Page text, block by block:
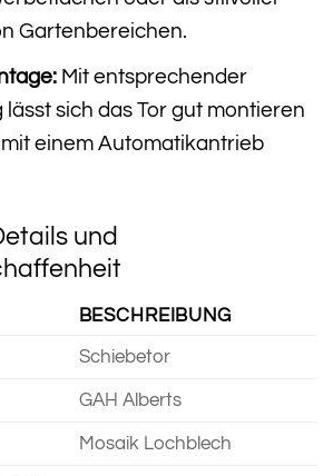
Gartenbereichen.
Mit entsprechender
sich das Tor gut montieren
einem Automatikantrieb
und
BESCHREIBUNG
Schiebetor
GAH Alberts
Mosaik Lochblech